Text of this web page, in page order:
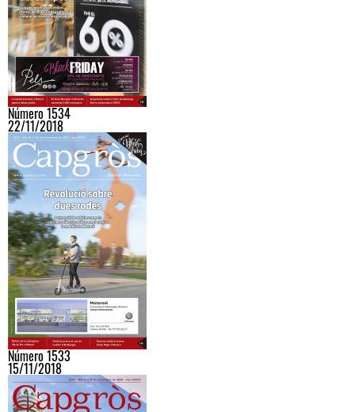
Número 1534
22/11/2018
Número 1533
15/11/2018